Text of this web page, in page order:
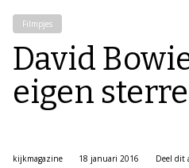
Filmpjes
David
eigen
kijkmagazine
18 januari 2016
Deel dit